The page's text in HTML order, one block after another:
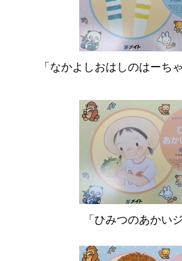
「なかよしおはしのはーち
「ひみつのあかい